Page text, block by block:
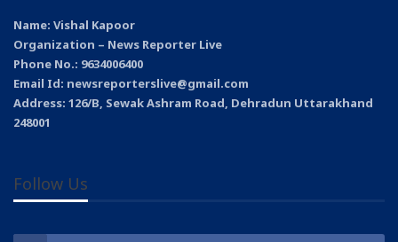
Name: Vishal Kapoor
Organization – News Reporter Live
Phone No.: 9634006400
Email Id: newsreporterslive@gmail.com
Address: 126/B, Sewak Ashram Road, Dehradun Uttarakhand
248001
Follow Us